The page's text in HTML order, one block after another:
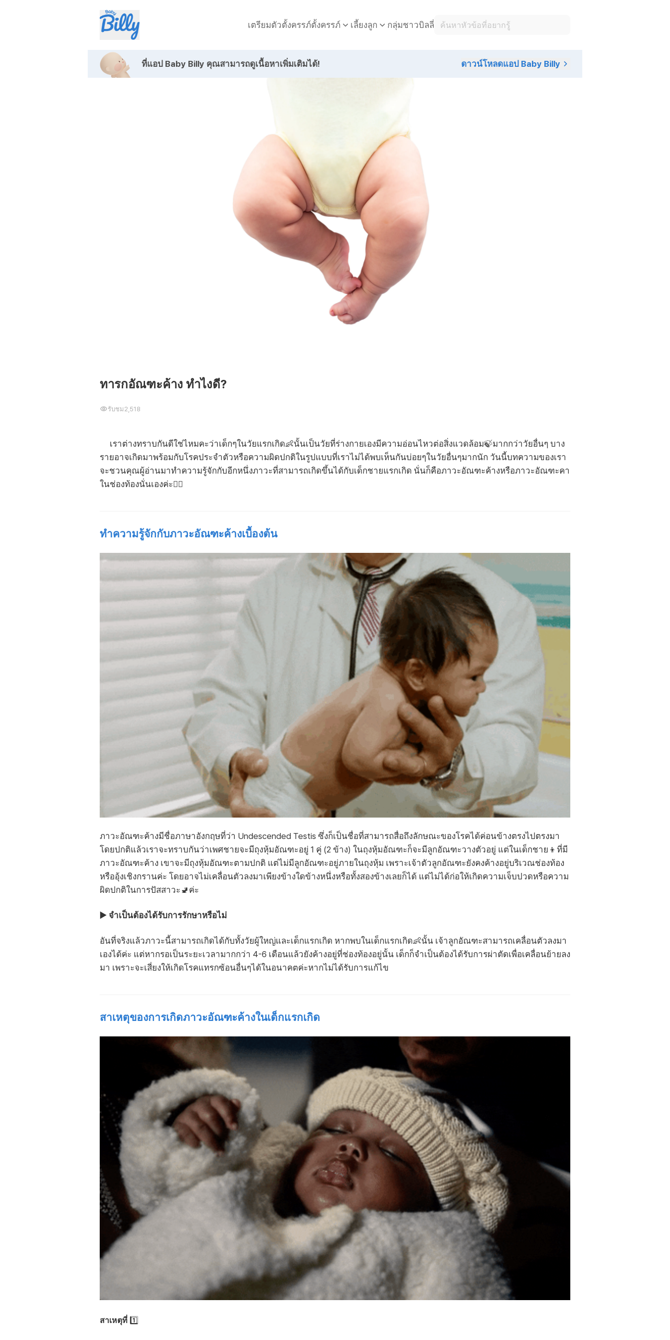
เตรียมตัวตั้งครรภ์ตั้งครรภ์ เลี้ยงลูก กลุ่มชาวบิลลี่
ที่แอป Baby Billy คุณสามารถดูเนื้อหาเพิ่มเติมได้! ดาวน์โหลดแอป Baby Billy
ทารกอัณฑะค้าง ทำไงดี?
รับชม2,518
เราต่างทราบกันดีใช่ไหมคะว่าเด็กๆในวัยแรกเกิด👶นั้นเป็นวัยที่ร่างกายเองมีความอ่อนไหวต่อสิ่งแวดล้อม🍃มากกว่าวัยอื่นๆ บาง
รายอาจเกิดมาพร้อมกับโรคประจำตัวหรือความผิดปกติในรูปแบบที่เราไม่ได้พบเห็นกันบ่อยๆในวัยอื่นๆมากนัก วันนี้บทความของเรา
จะชวนคุณผู้อ่านมาทำความรู้จักกับอีกหนึ่งภาวะที่สามารถเกิดขึ้นได้กับเด็กชายแรกเกิด นั่นก็คือภาวะอัณฑะค้างหรือภาวะอัณฑะคา
ในช่องท้องนั่นเองค่ะ💁‍♀️
ทำความรู้จักกับภาวะอัณฑะค้างเบื้องต้น
ภาวะอัณฑะค้างมีชื่อภาษาอังกฤษที่ว่า Undescended Testis ซึ่งก็เป็นชื่อที่สามารถสื่อถึงลักษณะของโรคได้ค่อนข้างตรงไปตรงมา
โดยปกติแล้วเราจะทราบกันว่าเพศชายจะมีถุงหุ้มอัณฑะอยู่ 1 คู่ (2 ข้าง) ในถุงหุ้มอัณฑะก็จะมีลูกอัณฑะวางตัวอยู่ แต่ในเด็กชาย👦ที่มี
ภาวะอัณฑะค้าง เขาจะมีถุงหุ้มอัณฑะตามปกติ แต่ไม่มีลูกอัณฑะอยู่ภายในถุงหุ้ม เพราะเจ้าตัวลูกอัณฑะยังคงค้างอยู่บริเวณช่องท้อง
หรืออุ้งเชิงกรานค่ะ โดยอาจไม่เคลื่อนตัวลงมาเพียงข้างใดข้างหนึ่งหรือทั้งสองข้างเลยก็ได้ แต่ไม่ได้ก่อให้เกิดความเจ็บปวดหรือความ
ผิดปกติในการปัสสาวะ🚽ค่ะ
▶️ จำเป็นต้องได้รับการรักษาหรือไม่
อันที่จริงแล้วภาวะนี้สามารถเกิดได้กับทั้งวัยผู้ใหญ่และเด็กแรกเกิด หากพบในเด็กแรกเกิด👶นั้น เจ้าลูกอัณฑะสามารถเคลื่อนตัวลงมา
เองได้ค่ะ แต่หากรอเป็นระยะเวลามากกว่า 4-6 เดือนแล้วยังค้างอยู่ที่ช่องท้องอยู่นั้น เด็กก็จำเป็นต้องได้รับการผ่าตัดเพื่อเคลื่อนย้ายลง
มา เพราะจะเสี่ยงให้เกิดโรคแทรกซ้อนอื่นๆได้ในอนาคตค่ะหากไม่ได้รับการแก้ไข
สาเหตุของการเกิดภาวะอัณฑะค้างในเด็กแรกเกิด
สาเหตุที่ 1️⃣